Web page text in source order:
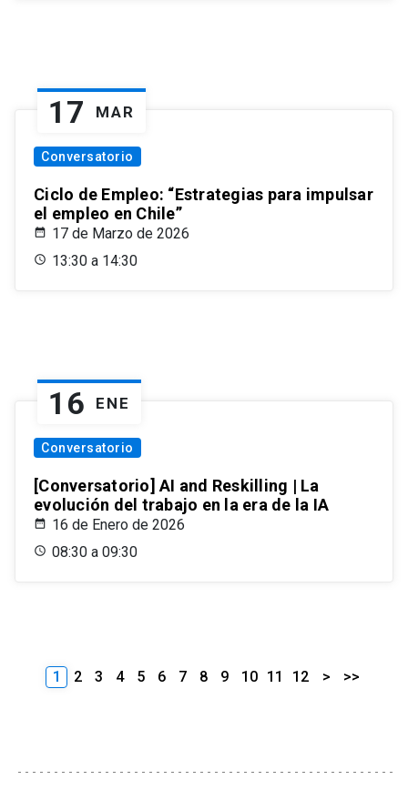
17 MAR
Conversatorio
Ciclo de Empleo: “Estrategias para impulsar
el empleo en Chile”
17 de Marzo de 2026
13:30 a 14:30
16 ENE
Conversatorio
[Conversatorio] AI and Reskilling | La
evolución del trabajo en la era de la IA
16 de Enero de 2026
08:30 a 09:30
1 2 3 4 5 6 7 8 9 10 11 12 > >>